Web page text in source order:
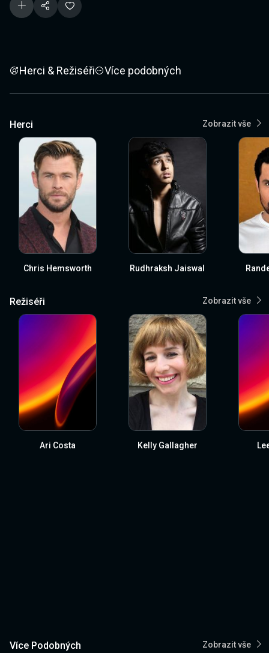
Herci & Režiséři Více podobných
Herci Zobrazit vše
Chris Hemsworth Rudhraksh Jaiswal
Režiséři Zobrazit vše
Ari Costa Kelly Gallagher
Více Podobných Zobrazit vše